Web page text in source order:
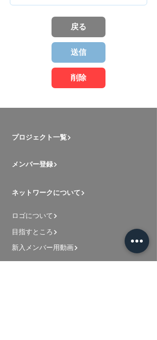
戻る
送信
削除
プロジェクト一覧
メンバー登録
ネットワークについて
ロゴについて
目指すところ
新入メンバー用動画